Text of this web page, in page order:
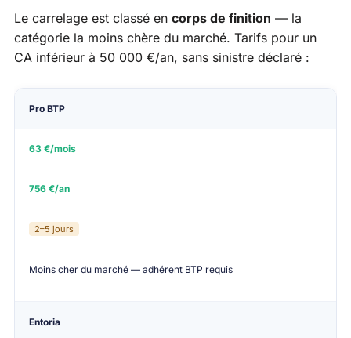
Le carrelage est classé en corps de finition — la
catégorie la moins chère du marché. Tarifs pour un
CA inférieur à 50 000 €/an, sans sinistre déclaré :
Assureur
Pro BTP
63 €/mois
756 €/an
2–5 jours
Moins cher du marché — adhérent BTP requis
Entoria